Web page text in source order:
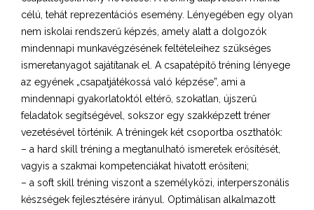
célú, tehát reprezentációs esemény. Lényegében egy olyan
nem iskolai rendszerű képzés, amely alatt a dolgozók
mindennapi munkavégzésének feltételeihez szükséges
ismeretanyagot sajátítanak el. A csapatépítő tréning lényege
az egyének „csapatjátékossá való képzése”, ami a
mindennapi gyakorlatoktól eltérő, szokatlan, újszerű
feladatok segítségével, sokszor egy szakképzett tréner
vezetésével történik. A tréningek két csoportba oszthatók:
– a hard skill tréning a megtanulható ismeretek erősítését,
vagyis a szakmai kompetenciákat hivatott erősíteni;
– a soft skill tréning viszont a személyközi, interperszonális
készségek fejlesztésére irányul. Optimálisan alkalmazott